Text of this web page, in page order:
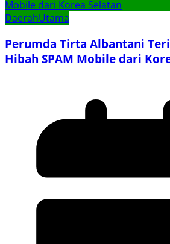
DaerahUtama
Perumda Tirta Albantani
Hibah SPAM Mobile dari